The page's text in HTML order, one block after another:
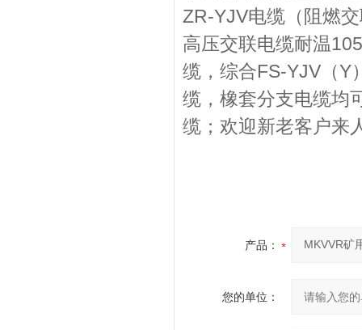
ZR-YJV电缆（阻燃
高压交联电缆耐温
缆，综合FS-YJV（Y
缆，橡套分支电缆均
缆；欢迎新老客户来
产品：
您的单位：